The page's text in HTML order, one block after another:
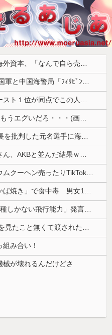
日本のフォント企業を買収した海外資本、「なんで自ら売上ゼロにするようなことするの」とドン引きするような方針転換を……
中国「衝突事故！（2025年」中国軍と中国海警局「ﾌｨﾘﾋﾟﾝ船の追跡中に衝突！（8/11」中国「2人死亡」中国政府「1年間隠蔽」日本「隠蔽された事実報道！（2026年」→
日本をダメにした総理大臣、ワースト１位が同点でこの人ｗｗｗｗｗｗ
日向坂OGの最新ランジェリー、もうエグいだろ・・・(画像どーん)
海外「お前が言うな！」FIFA会長を批判した元名選手に海外から猛反発！（海外の反応）
【画像】元宝塚のセクシー女優さん、AKBと並んだ結果ｗｗｗｗ
ジャンポケ斉藤の被害女性「バウムクーヘン売ったりTikTokライブしててムカついたから示談しなかった」←これ
ドン・キホーテ露店「うなぎのかば焼き」で食中毒 男女14人が発熱や腹痛など訴え…サルモネラ属の菌検出
【速報】ワンピースの「世界に5種しかない飛行能力」発言の謎が解けるww..
【画像】 今のクソガキ共、これを見たこと無くて渡されたらパニクるらしいｗｗｗｗｗｗｗｗｗｗｗｗｗ
み合い！
械が壊れるんだけどさ